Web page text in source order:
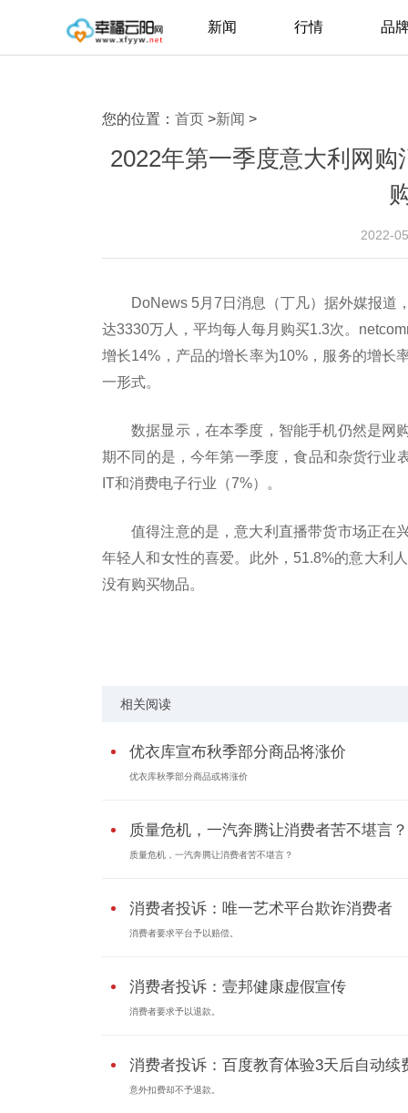
新闻 行情 品
您的位置： 首页 >新闻 >
2022年第一季度意大利网
2022-
DoNews 5月7日消息（丁凡）据外媒报道
达3330万人，平均每人每月购买1.3次。
增长14%，产品的增长率为10%，服务的增长
一形式。
数据显示，在本季度，智能手机仍然是网
期不同的是，今年第一季度，食品和杂货行业
IT和消费电子行业（7%）。
值得注意的是，意大利直播带货市场正在
年轻人和女性的喜爱。此外，51.8%的意大利
没有购买物品。
相关阅读
优衣库宣布秋季部分商品将涨价
优衣库秋季部分商品或将涨价
质量危机，一汽奔腾让消费者苦不堪言？
质量危机，一汽奔腾让消费者苦不堪言？
消费者投诉：唯一艺术平台欺诈消费者
消费者要求平台予以赔偿。
消费者投诉：壹邦健康虚假宣传
消费者要求予以退款。
消费者投诉：百度教育体验3天后自动续
意外扣费却不予退款。